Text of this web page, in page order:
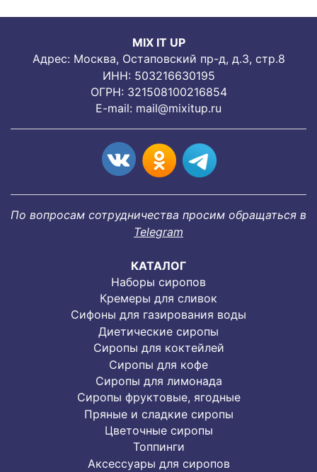
MIX IT UP
Адрес: Москва, Остаповский пр-д, д.3, стр.8
ИНН: 503216630195
ОГРН: 321508100216854
E-mail: mail@mixitup.ru
По вопросам сотрудничества просим обращаться в
Telegram
КАТАЛОГ
Наборы сиропов
Кремеры для сливок
Сифоны для газирования воды
Диетические сиропы
Сиропы для коктейлей
Сиропы для кофе
Сиропы для лимонада
Cиропы фруктовые, ягодные
Пряные и сладкие сиропы
Цветочные сиропы
Топпинги
Аксессуары для сиропов